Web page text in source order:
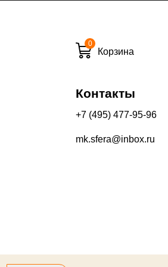
время:
0
Корзина
Контакты
+7 (495) 477-95-96
mk.sfera@inbox.ru